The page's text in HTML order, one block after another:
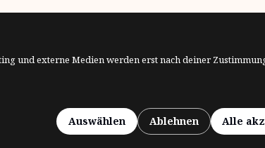
und externe Medien werden erst nach deiner
Auswählen Ablehnen Alle